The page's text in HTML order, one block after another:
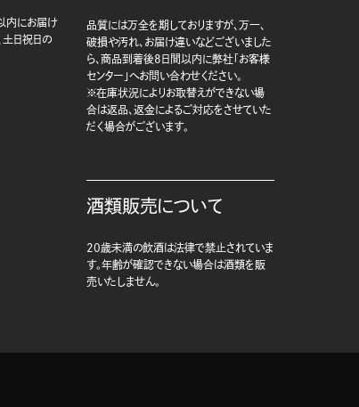
内にお届け
土日祝日の
品質には万全を期しておりますが、万一、
破損や汚れ、お届け違いなどございました
ら、商品到着後8日間以内に弊社「お客様
センター」へお問い合わせください。
※在庫状況によりお取替えができない場
合は返品、返金によるご対応をさせていた
だく場合がございます。
酒類販売について
20歳未満の飲酒は法律で禁止されていま
す。年齢が確認できない場合は酒類を販
売いたしません。